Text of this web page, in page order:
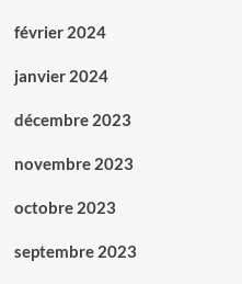
février 2024
janvier 2024
décembre 2023
novembre 2023
octobre 2023
septembre 2023